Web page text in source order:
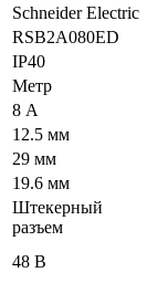
Schneider Electric
RSB2A080ED
IP40
Метр
8 А
12.5 мм
29 мм
19.6 мм
Штекерный
разъем
48 В